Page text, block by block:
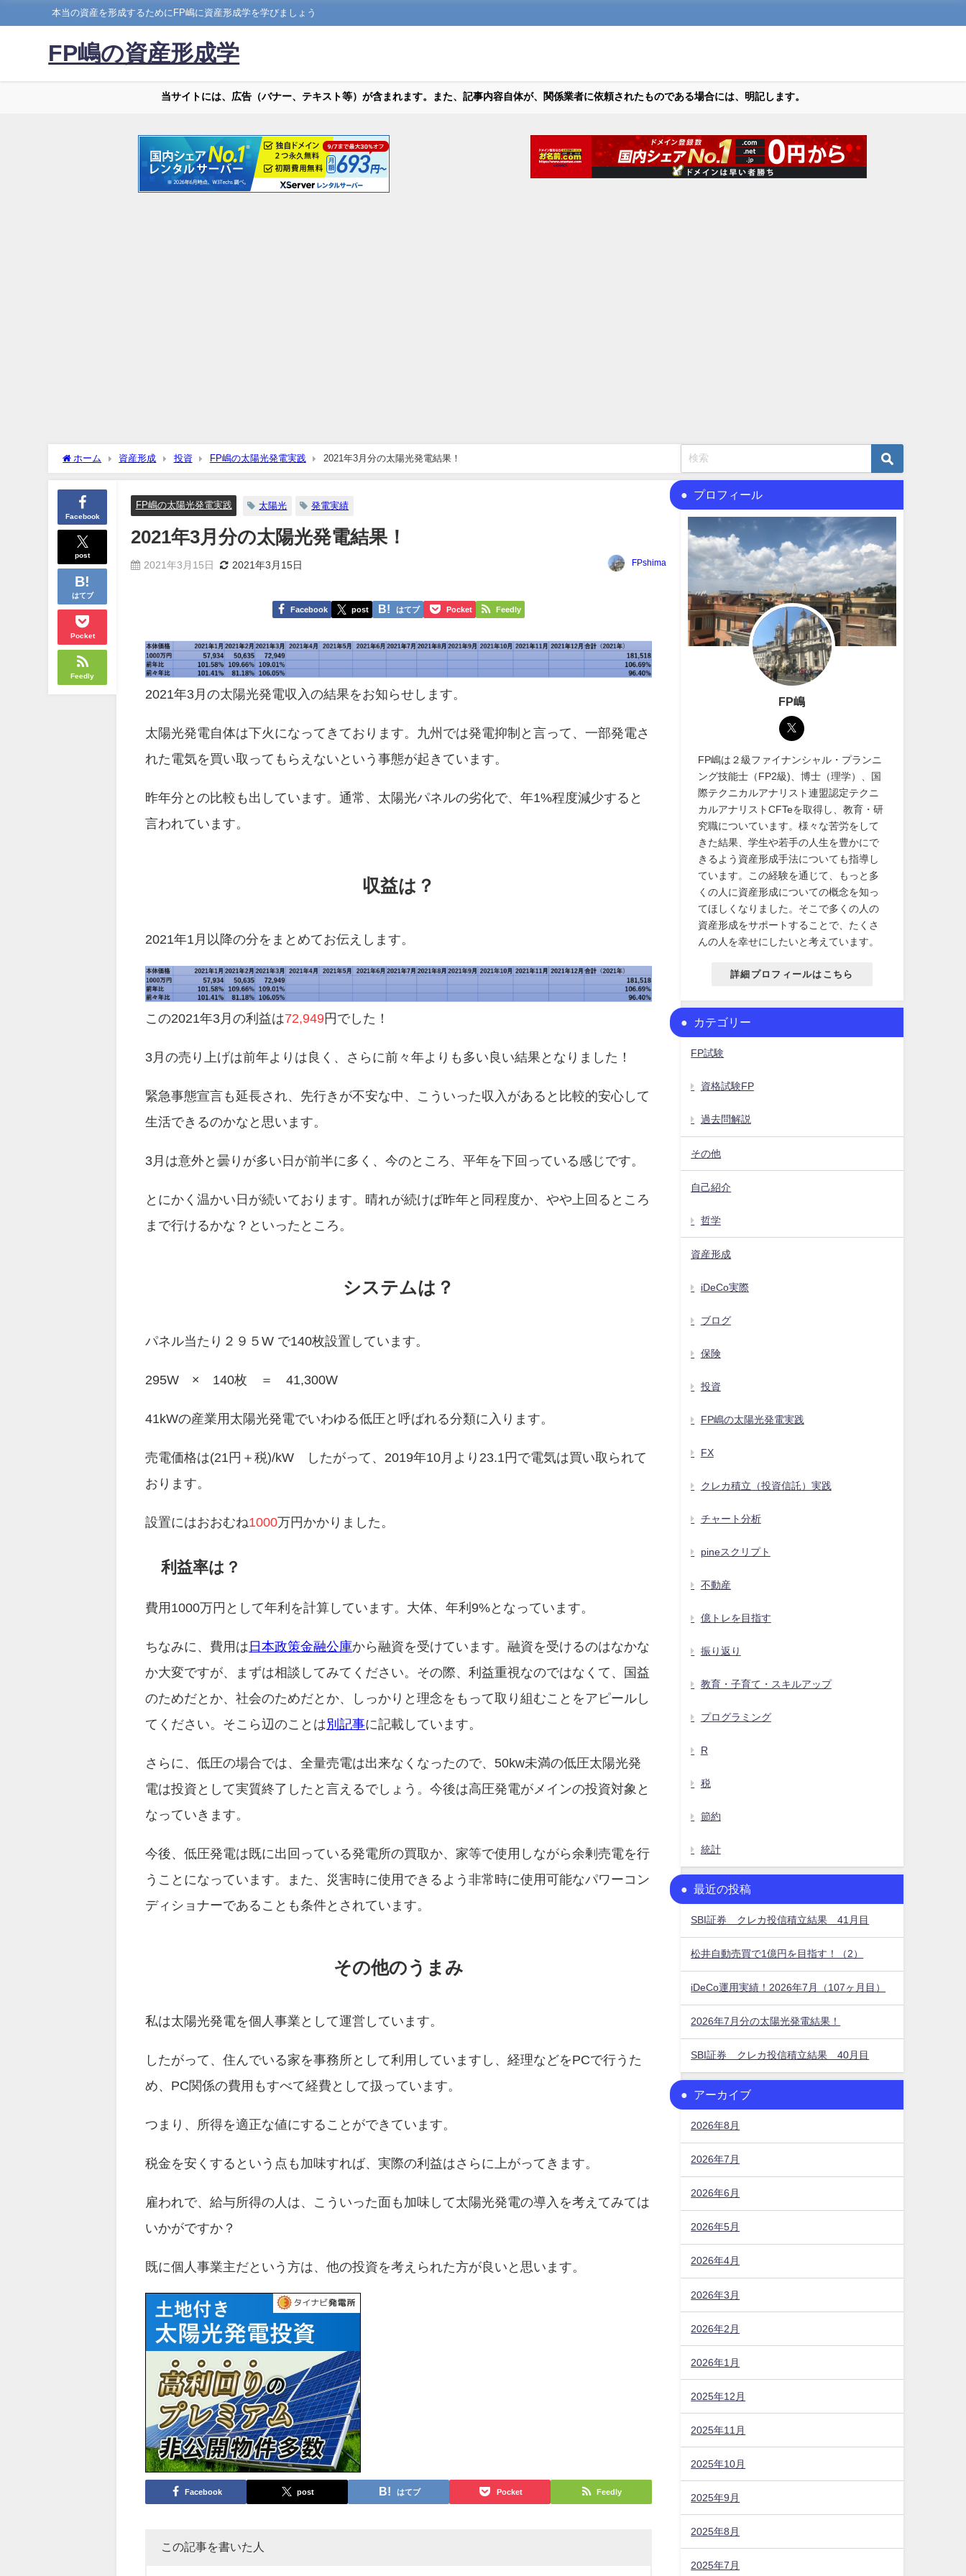
本当の資産を形成するためにFP嶋に資産形成学を学びましょう
FP嶋の資産形成学
当サイトには、広告（バナー、テキスト等）が含まれます。また、記事内容自体が、関係業者に依頼されたものである場合には、明記します。
ホーム 資産形成 投資 FP嶋の太陽光発電実践 2021年3月分の太陽光発電結果！
Facebook
post
はてブ
Pocket
Feedly
FP嶋の太陽光発電実践 太陽光 発電実績
2021年3月分の太陽光発電結果！
2021年3月15日 2021年3月15日 FPshima
Facebook post はてブ Pocket Feedly
2021年3月の太陽光発電収入の結果をお知らせします。
太陽光発電自体は下火になってきております。九州では発電抑制と言って、一部発電さ
れた電気を買い取ってもらえないという事態が起きています。
昨年分との比較も出しています。通常、太陽光パネルの劣化で、年1%程度減少すると
言われています。
収益は？
2021年1月以降の分をまとめてお伝えします。
この2021年3月の利益は72,949円でした！
3月の売り上げは前年よりは良く、さらに前々年よりも多い良い結果となりました！
緊急事態宣言も延長され、先行きが不安な中、こういった収入があると比較的安心して
生活できるのかなと思います。
3月は意外と曇りが多い日が前半に多く、今のところ、平年を下回っている感じです。
とにかく温かい日が続いております。晴れが続けば昨年と同程度か、やや上回るところ
まで行けるかな？といったところ。
システムは？
パネル当たり２９５W で140枚設置しています。
295W × 140枚 ＝ 41,300W
41kWの産業用太陽光発電でいわゆる低圧と呼ばれる分類に入ります。
売電価格は(21円＋税)/kW したがって、2019年10月より23.1円で電気は買い取られて
おります。
設置にはおおむね1000万円かかりました。
利益率は？
費用1000万円として年利を計算しています。大体、年利9%となっています。
ちなみに、費用は 日本政策金融公庫から融資を受けています。融資を受けるのはなかな
か大変ですが、まずは相談してみてください。その際、利益重視なのではなくて、国益
のためだとか、社会のためだとか、しっかりと理念をもって取り組むことをアピールし
てください。そこら辺のことは別記事に記載しています。
さらに、低圧の場合では、全量売電は出来なくなったので、50kw未満の低圧太陽光発
電は投資として実質終了したと言えるでしょう。今後は高圧発電がメインの投資対象と
なっていきます。
今後、低圧発電は既に出回っている発電所の買取か、家等で使用しながら余剰売電を行
うことになっています。また、災害時に使用できるよう非常時に使用可能なパワーコン
ディショナーであることも条件とされています。
その他のうまみ
私は太陽光発電を個人事業として運営しています。
したがって、住んでいる家を事務所として利用していますし、経理などをPCで行うた
め、PC関係の費用もすべて経費として扱っています。
つまり、所得を適正な値にすることができています。
税金を安くするという点も加味すれば、実際の利益はさらに上がってきます。
雇われで、給与所得の人は、こういった面も加味して太陽光発電の導入を考えてみては
いかがですか？
既に個人事業主だという方は、他の投資を考えられた方が良いと思います。
Facebook post はてブ Pocket Feedly
この記事を書いた人
プロフィール
FP嶋
FP嶋は２級ファイナンシャル・プランニ
ング技能士（FP2級)、博士（理学）、国
際テクニカルアナリスト連盟認定テクニ
カルアナリストCFTeを取得し、教育・研
究職についています。様々な苦労をして
きた結果、学生や若手の人生を豊かにで
きるよう資産形成手法についても指導し
ています。この経験を通じて、もっと多
くの人に資産形成についての概念を知っ
てほしくなりました。そこで多くの人の
資産形成をサポートすることで、たくさ
んの人を幸せにしたいと考えています。
詳細プロフィールはこちら
カテゴリー
FP試験
資格試験FP
過去問解説
その他
自己紹介
哲学
資産形成
iDeCo実際
ブログ
保険
投資
FP嶋の太陽光発電実践
FX
クレカ積立（投資信託）実践
チャート分析
pineスクリプト
不動産
億トレを目指す
振り返り
教育・子育て・スキルアップ
プログラミング
R
税
節約
統計
最近の投稿
SBI証券 クレカ投信積立結果 41月目
松井自動売買で1億円を目指す！（2）
iDeCo運用実績！2026年7月（107ヶ月目）
2026年7月分の太陽光発電結果！
SBI証券 クレカ投信積立結果 40月目
アーカイブ
2026年8月
2026年7月
2026年6月
2026年5月
2026年4月
2026年3月
2026年2月
2026年1月
2025年12月
2025年11月
2025年10月
2025年9月
2025年8月
2025年7月